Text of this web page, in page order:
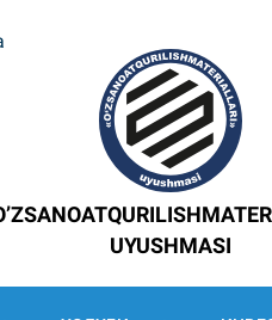
UYUSHMASI